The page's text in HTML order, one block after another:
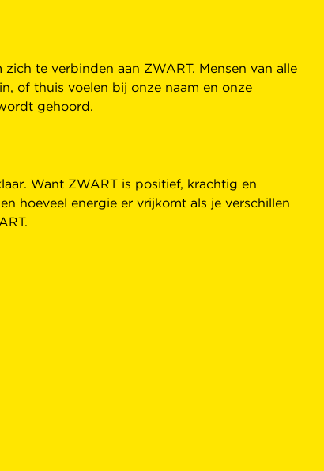
te verbinden aan ZWART. Mensen van alle
of thuis voelen bij onze naam en onze
gehoord.
Want ZWART is positief, krachtig en
hoeveel energie er vrijkomt als je verschillen